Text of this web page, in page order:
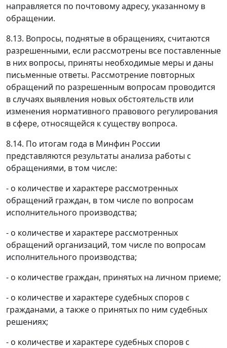
направляется по почтовому адресу, указанному в
обращении.
8.13. Вопросы, поднятые в обращениях, считаются
разрешенными, если рассмотрены все поставленные
в них вопросы, приняты необходимые меры и даны
письменные ответы. Рассмотрение повторных
обращений по разрешенным вопросам проводится
в случаях выявления новых обстоятельств или
изменения нормативного правового регулирования
в сфере, относящейся к существу вопроса.
8.14. По итогам года в Минфин России
представляются результаты анализа работы с
обращениями, в том числе:
- о количестве и характере рассмотренных
обращений граждан, в том числе по вопросам
исполнительного производства;
- о количестве и характере рассмотренных
обращений организаций, том числе по вопросам
исполнительного производства;
- о количестве граждан, принятых на личном приеме;
- о количестве и характере судебных споров с
гражданами, а также о принятых по ним судебных
решениях;
- о количестве и характере судебных споров с